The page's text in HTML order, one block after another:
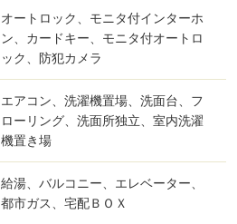
オートロック、モニタ付インターホ
ン、カードキー、モニタ付オートロ
ック、防犯カメラ
エアコン、洗濯機置場、洗面台、フ
ローリング、洗面所独立、室内洗濯
機置き場
給湯、バルコニー、エレベーター、
都市ガス、宅配ＢＯＸ